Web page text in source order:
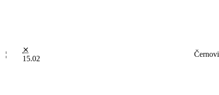
¦
⨯
15.02